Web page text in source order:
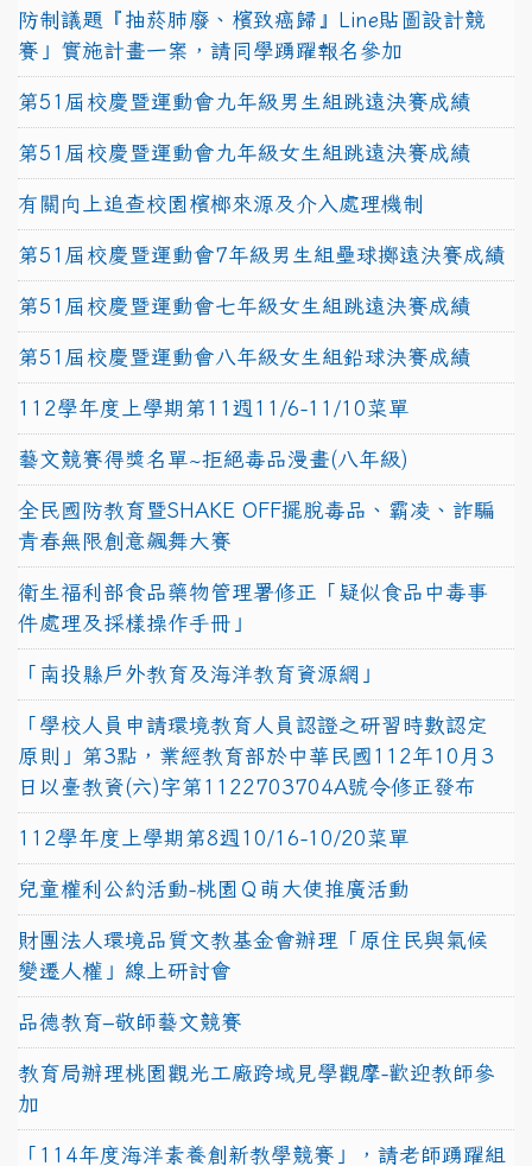
防制議題『抽菸肺廢、檳致癌歸』Line貼圖設計競
賽」實施計畫一案，請同學踴躍報名參加
第51屆校慶暨運動會九年級男生組跳遠決賽成績
第51屆校慶暨運動會九年級女生組跳遠決賽成績
有關向上追查校園檳榔來源及介入處理機制
第51屆校慶暨運動會7年級男生組壘球擲遠決賽成績
第51屆校慶暨運動會七年級女生組跳遠決賽成績
第51屆校慶暨運動會八年級女生組鉛球決賽成績
112學年度上學期第11週11/6-11/10菜單
藝文競賽得獎名單~拒絕毒品漫畫(八年級)
全民國防教育暨SHAKE OFF擺脫毒品、霸凌、詐騙
青春無限創意飆舞大賽
衛生福利部食品藥物管理署修正「疑似食品中毒事
件處理及採樣操作手冊」
「南投縣戶外教育及海洋教育資源網」
「學校人員申請環境教育人員認證之研習時數認定
原則」第3點，業經教育部於中華民國112年10月3
日以臺教資(六)字第1122703704A號令修正發布
112學年度上學期第8週10/16-10/20菜單
兒童權利公約活動-桃園Ｑ萌大使推廣活動
財團法人環境品質文教基金會辦理「原住民與氣候
變遷人權」線上研討會
品德教育–敬師藝文競賽
教育局辦理桃園觀光工廠跨域見學觀摩-歡迎教師參
加
「114年度海洋素養創新教學競賽」，請老師踴躍組